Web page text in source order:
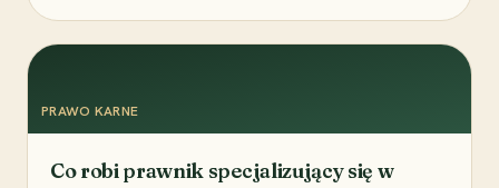
PRAWO KARNE
Co robi prawnik specjalizujący się w